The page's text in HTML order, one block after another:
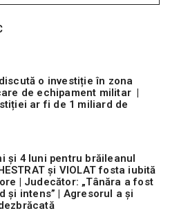
o investiție în zona
de echipament militar |
ar fi de 1 miliard de
și 4 luni pentru brăileanul
și VIOLAT fosta iubită
| Judecător: „Tânăra a fost
și intens” | Agresorul a și